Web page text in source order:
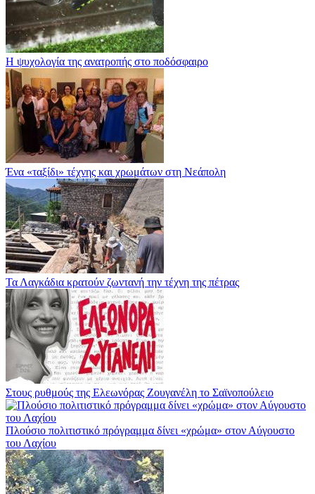
Η ψυχολογία της ανατροπής στο ποδόσφαιρο
Ένα «ταξίδι» τέχνης και χρωμάτων στη Νεάπολη
Τα Λαγκάδια κρατούν ζωντανή την τέχνη της πέτρας
Στους ρυθμούς της Ελεωνόρας Ζουγανέλη το Σαϊνοπούλειο
Πλούσιο πολιτιστικό πρόγραμμα δίνει «χρώμα» στον Αύγουστο
του Λαχίου